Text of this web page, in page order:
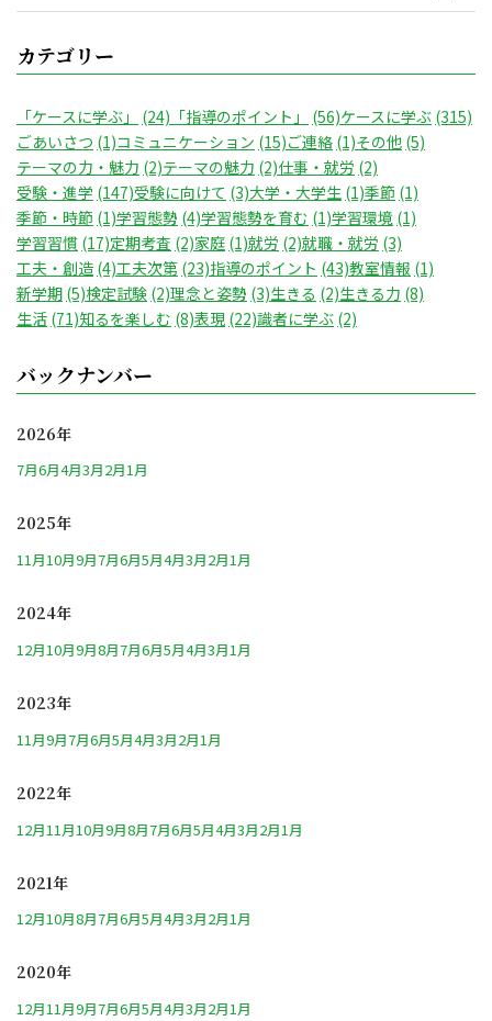
カテゴリー
「ケースに学ぶ」 (24) 「指導のポイント」 (56)ケースに学ぶ (315)
ごあいさつ (1)コミュニケーション (15)ご連絡 (1)その他 (5)
テーマの力・魅力 (2)テーマの魅力 (2)仕事・就労 (2)
受験・進学 (147)受験に向けて (3)大学・大学生 (1)季節 (1)
季節・時節 (1)学習態勢 (4)学習態勢を育む (1)学習環境 (1)
学習習慣 (17)定期考査 (2)家庭 (1)就労 (2)就職・就労 (3)
工夫・創造 (4)工夫次第 (23)指導のポイント (43)教室情報 (1)
新学期 (5)検定試験 (2)理念と姿勢 (3)生きる (2)生きる力 (8)
生活 (71)知るを楽しむ (8)表現 (22)識者に学ぶ (2)
バックナンバー
2026年
7月6月4月3月2月1月
2025年
11月10月9月7月6月5月4月3月2月1月
2024年
12月10月9月8月7月6月5月4月3月1月
2023年
11月9月7月6月5月4月3月2月1月
2022年
12月11月10月9月8月7月6月5月4月3月2月1月
2021年
12月10月8月7月6月5月4月3月2月1月
2020年
12月11月9月7月6月5月4月3月2月1月